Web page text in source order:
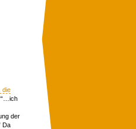
die
“…ich
der
Da